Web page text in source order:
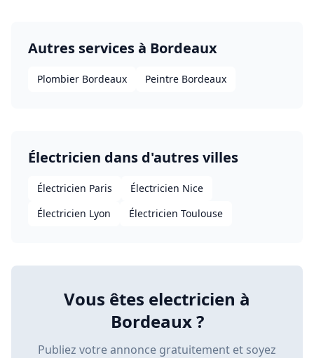
Autres services à Bordeaux
Plombier Bordeaux Peintre Bordeaux
Électricien dans d'autres villes
Électricien Paris Électricien Nice
Électricien Lyon Électricien Toulouse
Vous êtes electricien à
Bordeaux?
Publiez votre annonce gratuitement et soyez